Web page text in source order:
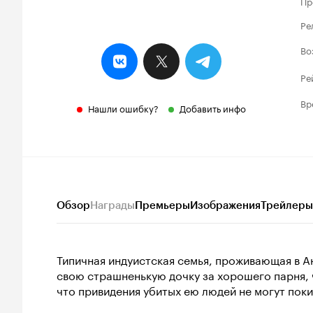
Нашли ошибку? Добавить инфо
ОбзорНаградыПремьерыИзображенияТрейлеры
Типичная индуистская семья, проживающая в
свою страшненькую дочку за хорошего
что привидения убитых ею людей не могут